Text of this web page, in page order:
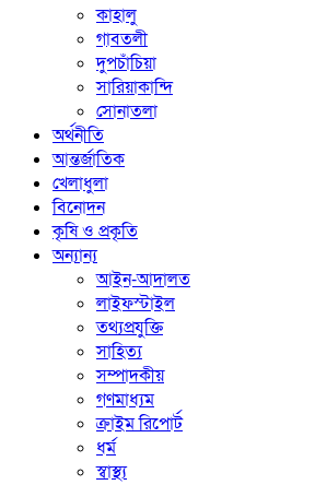
কাহালু
গাবতলী
দুপচাঁচিয়া
সারিয়াকান্দি
সোনাতলা
অর্থনীতি
আন্তর্জাতিক
খেলাধুলা
বিনোদন
কৃষি ও প্রকৃতি
অন্যান্য
আইন-আদালত
লাইফস্টাইল
তথ্যপ্রযুক্তি
সাহিত্য
সম্পাদকীয়
গণমাধ্যম
ক্রাইম রিপোর্ট
ধর্ম
স্বাস্থ্য